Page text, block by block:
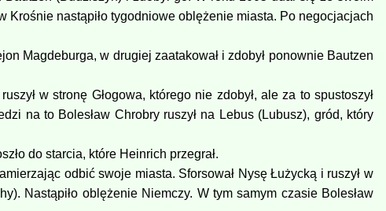
Krośnie nastąpiło tygodniowe oblężenie miasta. Po negocjacjach
Magdeburga, w drugiej zaatakował i zdobył ponownie Bautzen
w stronę Głogowa, którego nie zdobył, ale za to spustoszył
na to Bolesław Chrobry ruszył na Lebus (Lubusz), gród, który
do starcia, które Heinrich przegrał.
odbić swoje miasta. Sforsował Nysę Łużycką i ruszył w
Nastąpiło oblężenie Niemczy. W tym samym czasie Bolesław